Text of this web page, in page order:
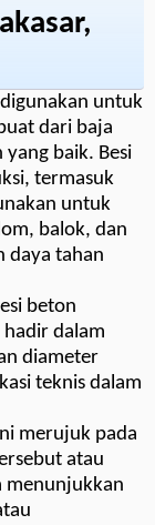
untuk
dari baja
baik. Besi
termasuk
untuk
balok, dan
daya tahan
beton
dalam
diameter
teknis dalam
merujuk pada
atau
menunjukkan